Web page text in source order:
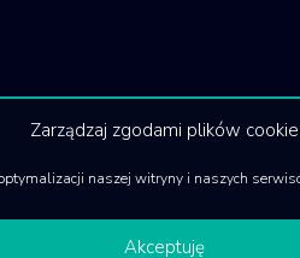
Zarządzaj zgodami plików cookie
naszej witryny i naszych
Akceptuję